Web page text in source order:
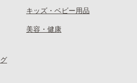
キッズ・ベビー用品
美容・健康